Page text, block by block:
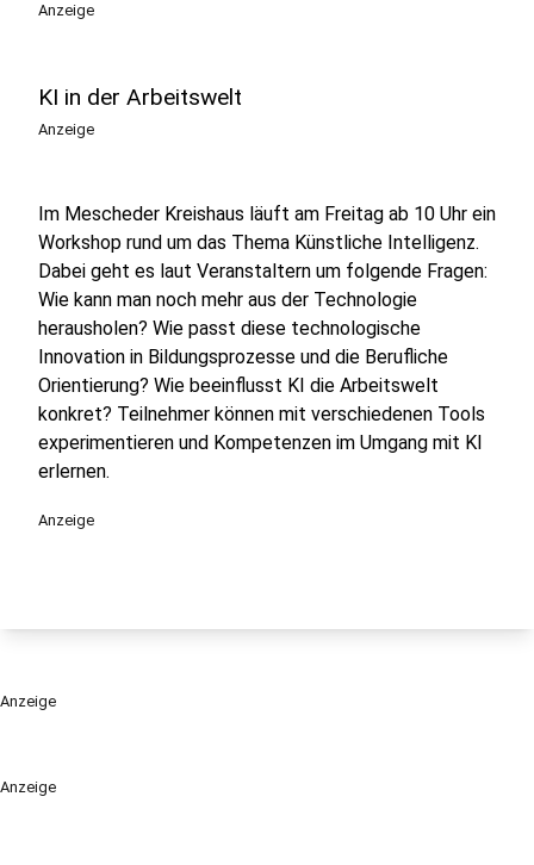
Anzeige
Anzeige
KI in der Arbeitswelt
Anzeige
Im Mescheder Kreishaus läuft am Freitag ab 10 Uhr ein
Workshop rund um das Thema Künstliche Intelligenz.
Dabei geht es laut Veranstaltern um folgende Fragen:
Wie kann man noch mehr aus der Technologie
herausholen? Wie passt diese technologische
Innovation in Bildungsprozesse und die Berufliche
Orientierung? Wie beeinflusst KI die Arbeitswelt
konkret? Teilnehmer können mit verschiedenen Tools
experimentieren und Kompetenzen im Umgang mit KI
erlernen.
Anzeige
Anzeige